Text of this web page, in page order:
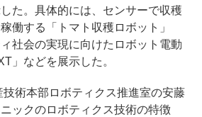
た。具体的には、センサーで収穫
働する「トマト収穫ロボット」
社会の実現に向けたロボット電動
」などを展示した。
術本部ロボティクス推進室の安藤
ックのロボティクス技術の特徴